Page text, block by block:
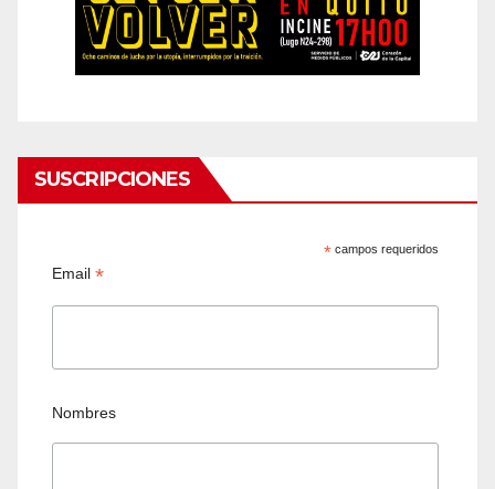
SUSCRIPCIONES
* campos requeridos
Email*
Nombres